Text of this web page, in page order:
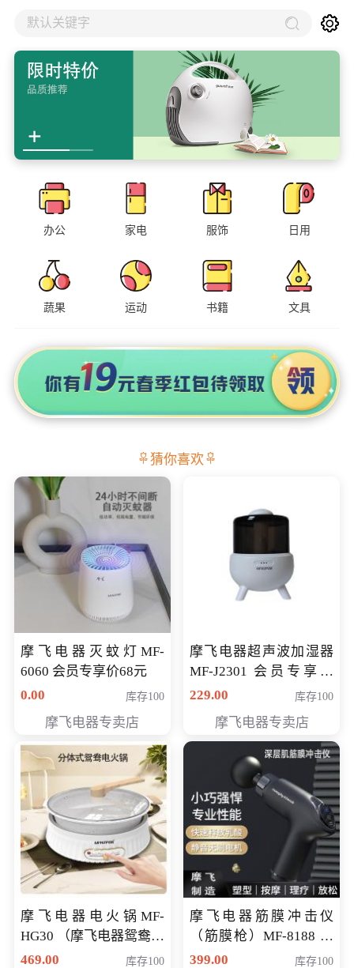
默认关键字
办公 家电 服饰 日用
蔬果 运动 书籍 文具
猜你喜欢
摩飞电器灭蚊灯MF-
6060 会员专享价68元
0.00
库存100
摩飞电器专卖店
摩飞电器超声波加湿器
MF-J2301 会员专享价
168元
229.00 库存100
摩飞电器专卖店
摩飞电器电火锅MF-
HG30 （摩飞电器鸳鸯锅
MF-HG30 ） 会员专享价
469.00 库存100
摩飞电器筋膜冲击仪
（筋膜枪）MF-8188 会
员专享价268元
399.00 库存100